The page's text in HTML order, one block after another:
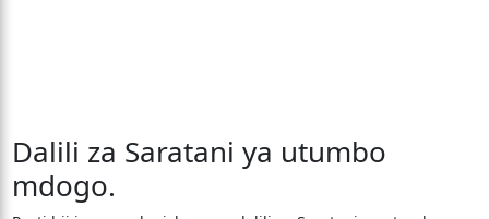
Dalili za Saratani ya utumbo
mdogo.